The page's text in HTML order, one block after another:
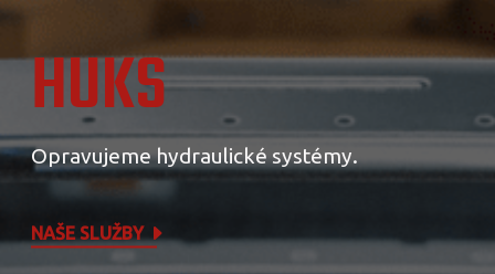
HUKS
Opravujeme hydraulické systémy.
NAŠE SLUŽBY